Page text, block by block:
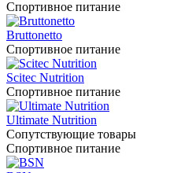
Спортивное питание
Bruttonetto
Спортивное питание
Scitec Nutrition
Спортивное питание
Ultimate Nutrition
Сопутствующие товары
Спортивное питание